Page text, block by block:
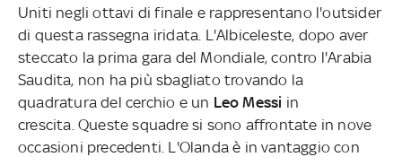
Uniti negli ottavi di finale e rappresentano l'outsider
di questa rassegna iridata. L'Albiceleste, dopo aver
steccato la prima gara del Mondiale, contro l'Arabia
Saudita, non ha più sbagliato trovando la
quadratura del cerchio e un Leo Messi in
crescita. Queste squadre si sono affrontate in nove
occasioni precedenti. L'Olanda è in vantaggio con